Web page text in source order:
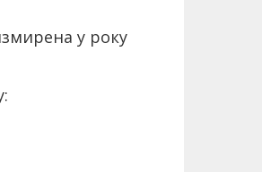
у року